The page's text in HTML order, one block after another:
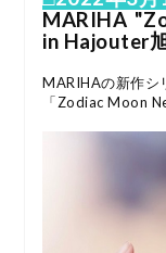
MARIHA
in Hajouter
MARIHAの新作シ
「Zodiac Moon